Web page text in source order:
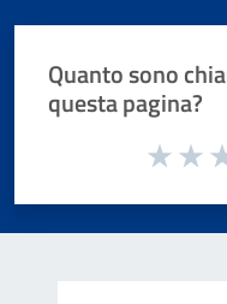
Quanto sono
questa pagina?
Valuta da 1 a 5 stelle la